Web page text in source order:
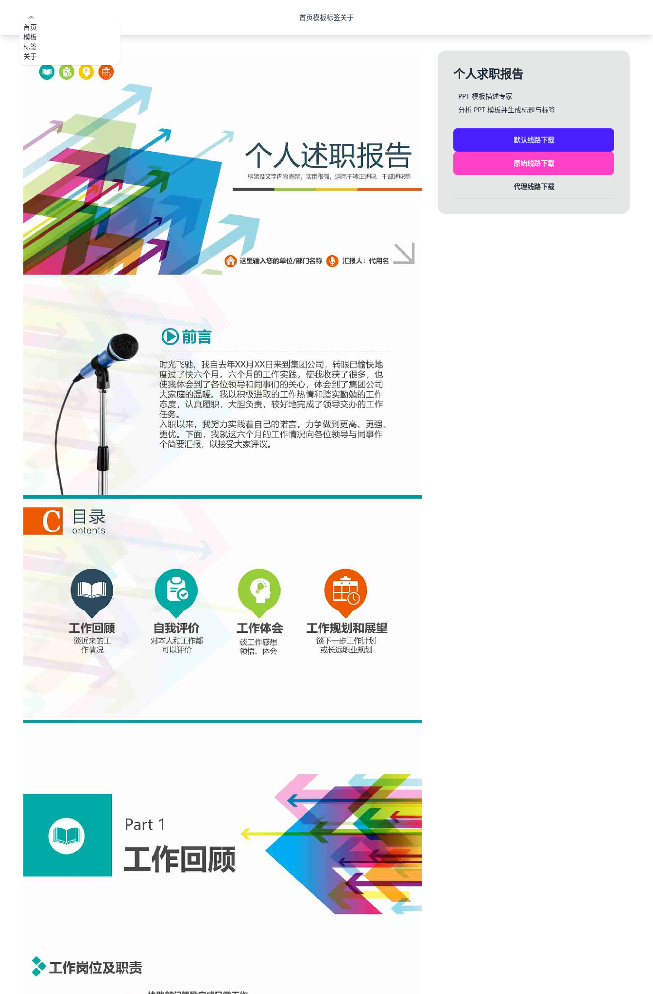
首页
模板
标签
关于
首页模板标签关于
个人求职报告
PPT 模板描述专家
分析 PPT 模板并生成标题与标签
默认线路下载
原始线路下载
代理线路下载